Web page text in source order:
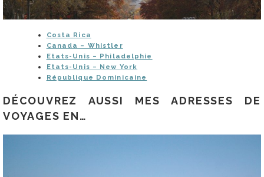
Costa Rica
Canada – Whistler
Etats-Unis – Philadelphie
Etats-Unis – New York
République Dominicaine
DÉCOUVREZ AUSSI MES ADRESSES DE
VOYAGES EN…